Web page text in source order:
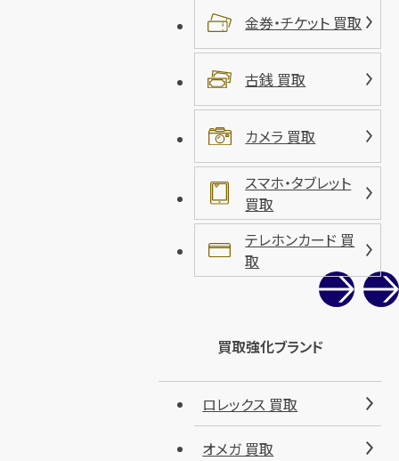
金券・チケット 買取
古銭 買取
カメラ 買取
スマホ・タブレット
買取
テレホンカード 買
取
買取強化ブランド
ロレックス 買取
オメガ 買取